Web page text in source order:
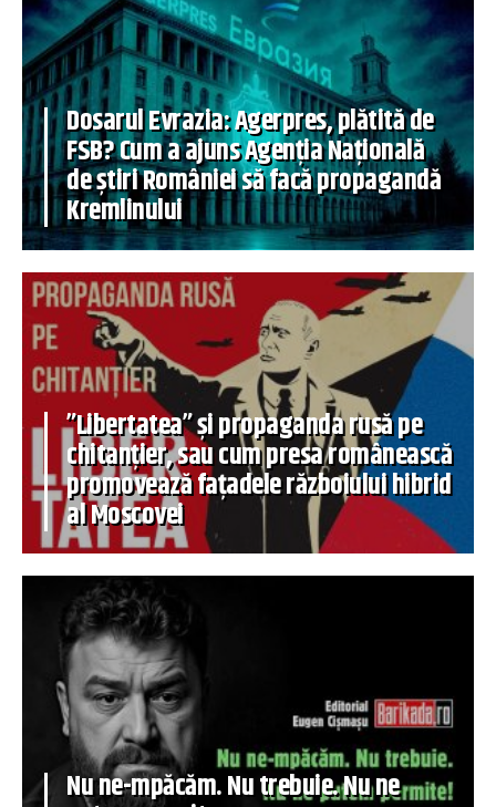
Dosarul Evrazia: Agerpres, plătită de
FSB? Cum a ajuns Agenția Națională
de știri României să facă propagandă
Kremlinului
”Libertatea” și propaganda rusă pe
chitanțier, sau cum presa românească
promovează fațadele războiului hibrid
al Moscovei
Nu ne-mpăcăm. Nu trebuie. Nu ne